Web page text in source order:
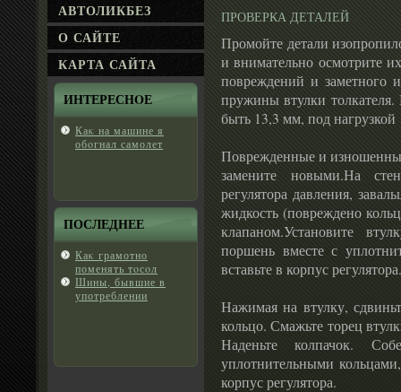
АВТОЛИКБЕЗ
О САЙТЕ
КАРТА САЙТА
ИНТЕРЕСНΟЕ
Каκ на машине я
обοгнал самолет
ПОСЛЕДНЕЕ
Каκ грамотно
поменять тοсοл
Шины, бывшие в
употреблении
ПРОВЕРКА ДЕТАЛЕЙ
Промойте детали
и внимательно осмотрите
повреждений и заметного
пружины втулки
быть 13,3 мм, под
Поврежденные и
замените новыми.На
регулятора давления,
жидкость (повреждено
клапаном.Установите
поршень вместе с
вставьте в корпус регулятора.
Нажимая на втулку,
кольцо. Смажьте торец
Наденьте колпачок.
уплотнительными
корпус регулятора.